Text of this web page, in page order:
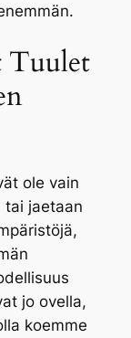
Tuulet
ole vain
tai jaetaan
jo ovella,
koemme